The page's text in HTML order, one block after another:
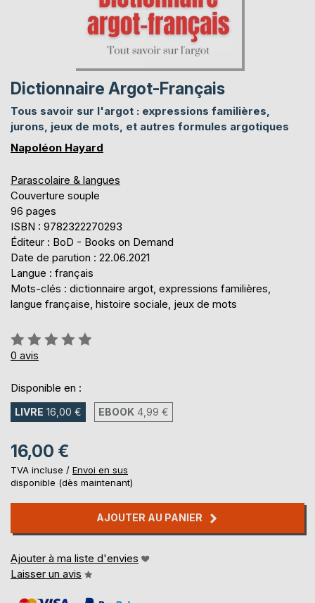
Dictionnaire Argot-Français
Tous savoir sur l'argot : expressions familières,
jurons, jeux de mots, et autres formules argotiques
Napoléon Hayard
Parascolaire & langues
Couverture souple
96 pages
ISBN : 9782322270293
Éditeur : BoD - Books on Demand
Date de parution : 22.06.2021
Langue : français
Mots-clés : dictionnaire argot, expressions familières,
langue française, histoire sociale, jeux de mots
Évaluation:
0%
0 avis
Disponible en :
LIVRE 16,00 € EBOOK 4,99 €
16,00 €
TVA incluse / Envoi en sus
disponible (dès maintenant)
AJOUTER AU PANIER
Ajouter à ma liste d'envies
Laisser un avis